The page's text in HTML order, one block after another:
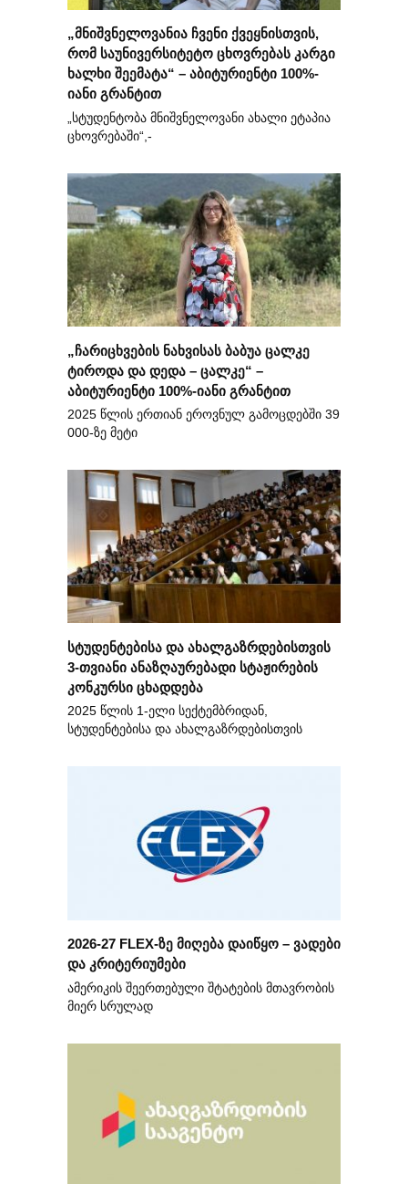
„მნიშვნელოვანია ჩვენი ქვეყნისთვის,
რომ საუნივერსიტეტო ცხოვრებას კარგი
ხალხი შეემატა“ – აბიტურიენტი 100%-
იანი გრანტით
„სტუდენტობა მნიშვნელოვანი ახალი ეტაპია
ცხოვრებაში“,-
„ჩარიცხვების ნახვისას ბაბუა ცალკე
ტიროდა და დედა – ცალკე“ –
აბიტურიენტი 100%-იანი გრანტით
2025 წლის ერთიან ეროვნულ გამოცდებში 39
000-ზე მეტი
სტუდენტებისა და ახალგაზრდებისთვის
3-თვიანი ანაზღაურებადი სტაჟირების
კონკურსი ცხადდება
2025 წლის 1-ელი სექტემბრიდან,
სტუდენტებისა და ახალგაზრდებისთვის
2026-27 FLEX-ზე მიღება დაიწყო – ვადები
და კრიტერიუმები
ამერიკის შეერთებული შტატების მთავრობის
მიერ სრულად